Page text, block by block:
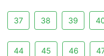
37 38 39
44 45 46